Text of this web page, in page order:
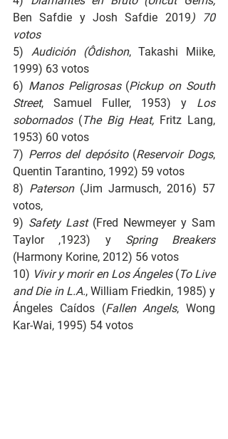
Ben Safdie y Josh Safdie 2019) 70
votos
5) Audición (Ôdishon, Takashi Miike,
1999) 63 votos
6) Manos Peligrosas (Pickup on South
Street, Samuel Fuller, 1953) y Los
sobornados (The Big Heat, Fritz Lang,
1953) 60 votos
7) Perros del depósito (Reservoir Dogs,
Quentin Tarantino, 1992) 59 votos
8) Paterson (Jim Jarmusch, 2016) 57
votos,
9) Safety Last (Fred Newmeyer y Sam
Taylor ,1923) y
Spring Breakers
(Harmony Korine, 2012) 56 votos
10) Vivir y morir en Los Ángeles (To Live
and Die in L.A., William Friedkin, 1985) y
Ángeles Caídos (Fallen Angels, Wong
Kar-Wai, 1995) 54 votos